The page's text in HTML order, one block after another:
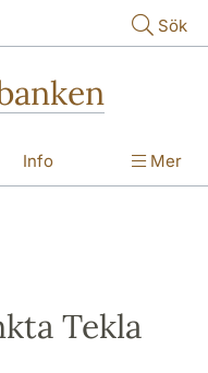
Sök
Info Mer
Tekla